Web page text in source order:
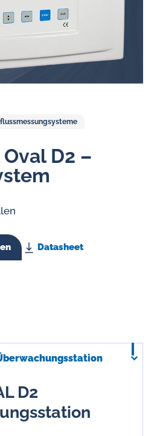
D2 –
Datasheet
D2